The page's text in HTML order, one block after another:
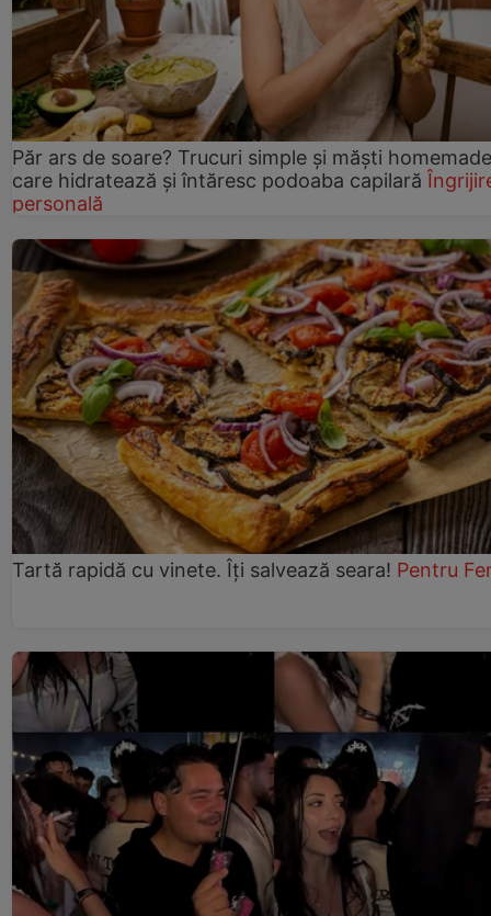
Păr ars de soare? Trucuri simple și măști homemade
care hidratează și întăresc podoaba capilară
personală
Tartă rapidă cu vinete. Îți salvează seara! Pentru